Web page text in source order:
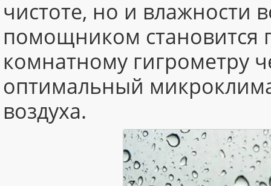
чистоте, но и влажности
помощником становится
комнатному гигрометру
оптимальный
воздуха.